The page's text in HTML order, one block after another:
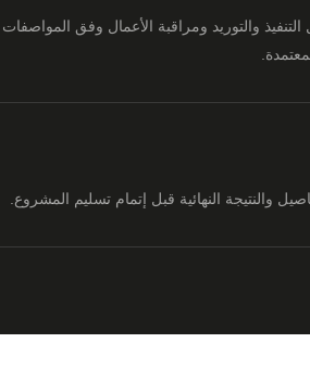
ومراقبة الأعمال وفق المواصفات
النهائية قبل إتمام تسليم المشروع.